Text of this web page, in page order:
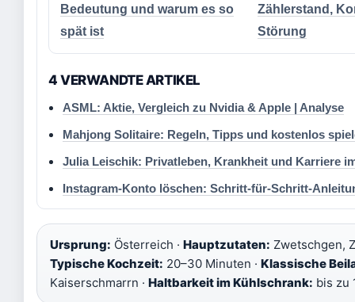
Bedeutung und warum es so
spät ist
Zählerstand,
Störung
4 VERWANDTE ARTIKEL
ASML: Aktie, Vergleich zu Nvidia & Apple | Analyse
Mahjong Solitaire: Regeln, Tipps und kostenlos
Julia Leischik: Privatleben, Krankheit und Karriere
Instagram-Konto löschen: Schritt-für-Schritt-
Ursprung: Österreich · Hauptzutaten: Zwetschgen,
Typische Kochzeit: 20–30 Minuten · Klassische
Kaiserschmarrn · Haltbarkeit im Kühlschrank: bis zu